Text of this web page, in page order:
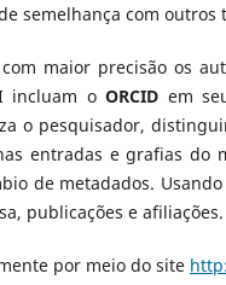
semelhança com outros
maior precisão os
incluam oORCID em
o pesquisador,
entradas e grafias do
de metadados. Usando
publicações e afiliações.
por meio do site